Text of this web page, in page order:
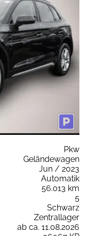
Pkw
Geländewagen
Jun / 2023
Automatik
56.013 km
5
Schwarz
Zentrallager
ab ca. 11.08.2026